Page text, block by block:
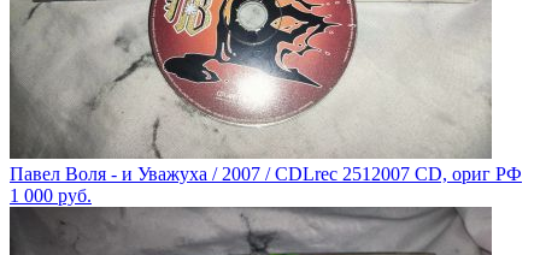
Павел Воля - и Уважуха / 2007 / CDLrec 2512007 CD, ориг РФ
1 000 руб.